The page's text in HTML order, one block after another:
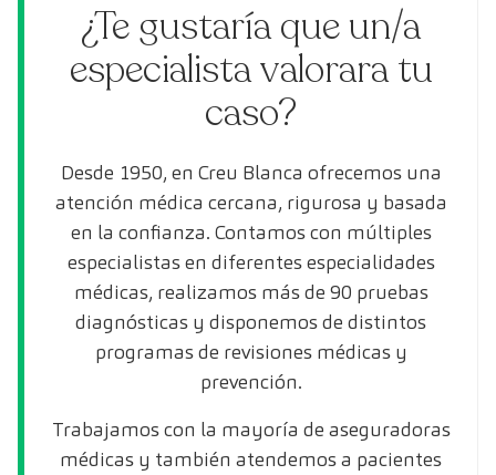
¿Te gustaría que un/a
especialista valorara tu
caso?
Desde 1950, en Creu Blanca ofrecemos una
atención médica cercana, rigurosa y basada
en la confianza. Contamos con múltiples
especialistas en diferentes especialidades
médicas, realizamos más de 90 pruebas
diagnósticas y disponemos de distintos
programas de revisiones médicas y
prevención.
Trabajamos con la mayoría de aseguradoras
médicas y también atendemos a pacientes